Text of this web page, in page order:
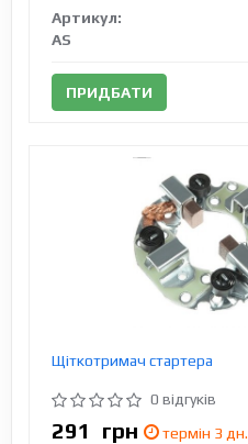
Артикул:
AS
ПРИДБАТИ
Щіткотримач стартера
0 відгуків
291 грн
термін 3 дн.